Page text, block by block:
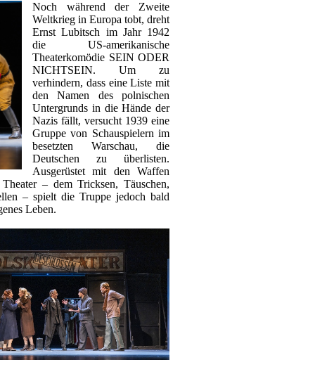
Noch während der Zweite
Weltkrieg in Europa tobt, dreht
Ernst Lubitsch im Jahr 1942
die US-amerikanische
Theaterkomödie SEIN ODER
NICHTSEIN. Um zu
verhindern, dass eine Liste mit
den Namen des polnischen
Untergrunds in die Hände der
Nazis fällt, versucht 1939 eine
Gruppe von Schauspielern im
besetzten Warschau, die
Deutschen zu überlisten.
Ausgerüstet mit den Waffen
– dem Tricksen, Täuschen,
– spielt die Truppe jedoch bald
Leben.